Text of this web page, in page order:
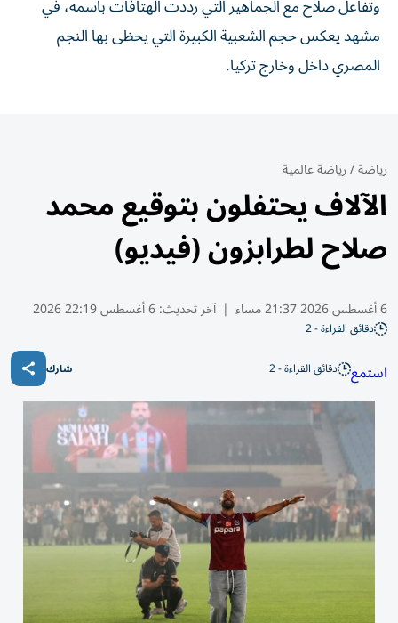
وتفاعل صلاح مع الجماهير التي رددت الهتافات باسمه، في
مشهد يعكس حجم الشعبية الكبيرة التي يحظى بها النجم
المصري داخل وخارج تركيا.
رياضة/رياضة عالمية
الآلاف يحتفلون بتوقيع محمد
صلاح لطرابزون (فيديو)
6 أغسطس 2026 21:37 مساء | آخر تحديث:6 أغسطس 22:19 2026
دقائق القراءة - 2
استمع دقائق القراءة - 2 شارك